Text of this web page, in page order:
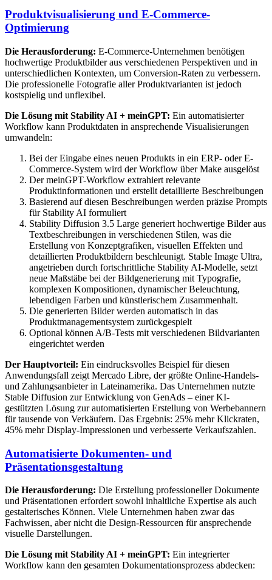
Produktvisualisierung und E-Commerce-
Optimierung
Die Herausforderung: E-Commerce-Unternehmen benötigen
hochwertige Produktbilder aus verschiedenen Perspektiven und in
unterschiedlichen Kontexten, um Conversion-Raten zu verbessern.
Die professionelle Fotografie aller Produktvarianten ist jedoch
kostspielig und unflexibel.
Die Lösung mit Stability AI + meinGPT: Ein automatisierter
Workflow kann Produktdaten in ansprechende Visualisierungen
umwandeln:
Bei der Eingabe eines neuen Produkts in ein ERP- oder E-
Commerce-System wird der Workflow über Make ausgelöst
Der meinGPT-Workflow extrahiert relevante
Produktinformationen und erstellt detaillierte Beschreibungen
Basierend auf diesen Beschreibungen werden präzise Prompts
für Stability AI formuliert
Stability Diffusion 3.5 Large generiert hochwertige Bilder aus
Textbeschreibungen in verschiedenen Stilen, was die
Erstellung von Konzeptgrafiken, visuellen Effekten und
detaillierten Produktbildern beschleunigt. Stable Image Ultra,
angetrieben durch fortschrittliche Stability AI-Modelle, setzt
neue Maßstäbe bei der Bildgenerierung mit Typografie,
komplexen Kompositionen, dynamischer Beleuchtung,
lebendigen Farben und künstlerischem Zusammenhalt.
Die generierten Bilder werden automatisch in das
Produktmanagementsystem zurückgespielt
Optional können A/B-Tests mit verschiedenen Bildvarianten
eingerichtet werden
Der Hauptvorteil: Ein eindrucksvolles Beispiel für diesen
Anwendungsfall zeigt Mercado Libre, der größte Online-Handels-
und Zahlungsanbieter in Lateinamerika. Das Unternehmen nutzte
Stable Diffusion zur Entwicklung von GenAds – einer KI-
gestützten Lösung zur automatisierten Erstellung von Werbebannern
für tausende von Verkäufern. Das Ergebnis: 25% mehr Klickraten,
45% mehr Display-Impressionen und verbesserte Verkaufszahlen.
Automatisierte Dokumenten- und
Präsentationsgestaltung
Die Herausforderung: Die Erstellung professioneller Dokumente
und Präsentationen erfordert sowohl inhaltliche Expertise als auch
gestalterisches Können. Viele Unternehmen haben zwar das
Fachwissen, aber nicht die Design-Ressourcen für ansprechende
visuelle Darstellungen.
Die Lösung mit Stability AI + meinGPT: Ein integrierter
Workflow kann den gesamten Dokumentationsprozess abdecken: